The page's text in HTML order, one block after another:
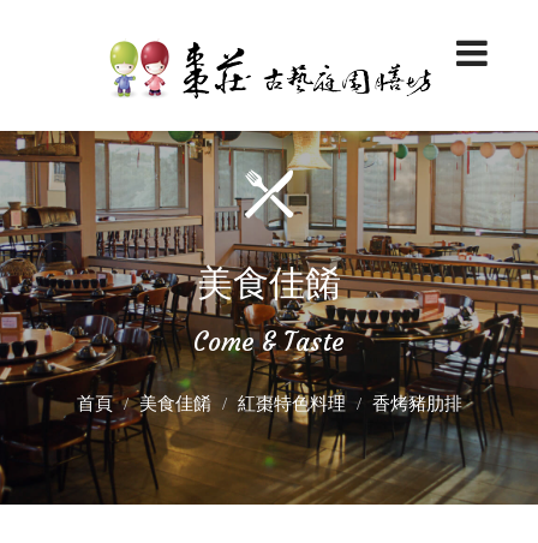
美食佳餚
Come & Taste
首頁 美食佳餚 紅棗特色料理 香烤豬肋排